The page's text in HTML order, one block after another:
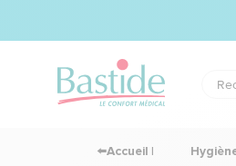
⬅️Accueil |